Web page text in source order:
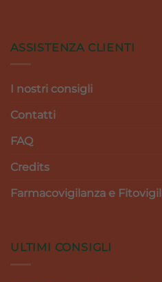
ASSISTENZA CLIENTI
I nostri consigli
Contatti
FAQ
Credits
Farmacovigilanza e
ULTIMI CONSIGLI